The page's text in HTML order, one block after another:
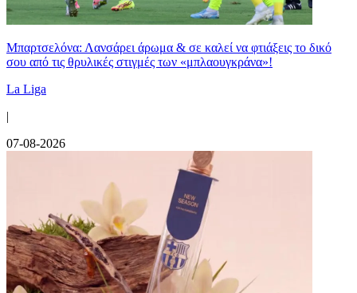
Μπαρτσελόνα: Λανσάρει άρωμα & σε καλεί να φτιάξεις το δικό
σου από τις θρυλικές στιγμές των «μπλαουγκράνα»!
La Liga
|
07-08-2026